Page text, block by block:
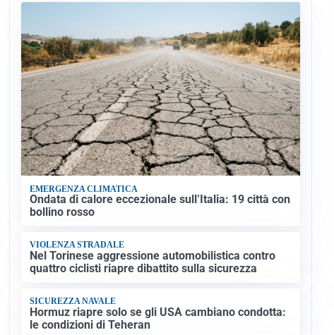
EMERGENZA CLIMATICA
Ondata di calore eccezionale sull’Italia: 19 città con
bollino rosso
VIOLENZA STRADALE
Nel Torinese aggressione automobilistica contro
quattro ciclisti riapre dibattito sulla sicurezza
SICUREZZA NAVALE
Hormuz riapre solo se gli USA cambiano condotta:
le condizioni di Teheran